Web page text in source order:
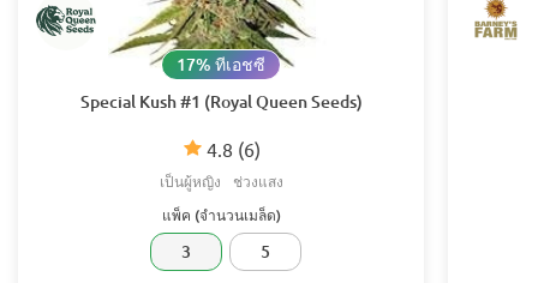
Special Kush #1 (Royal Queen Seeds)
4.8 (6)
17% ทีเอชซี
เป็นผู้หญิง ช่วงแสง
แพ็ค (จำนวนเมล็ด)
3 5